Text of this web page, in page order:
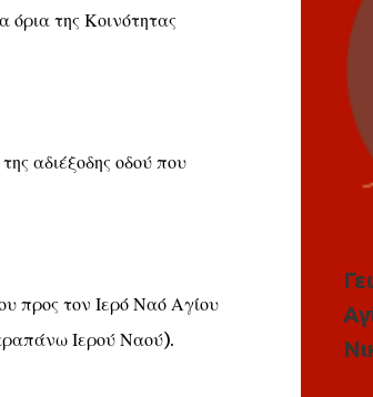
της Κοινότητας
αδιέξοδης οδού που
προς τον Ιερό Ναό Αγίου
Ιερού Ναού).